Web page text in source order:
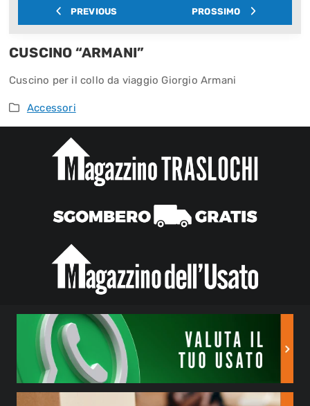
PREVIOUS PROSSIMO
CUSCINO “ARMANI”
Cuscino per il collo da viaggio Giorgio Armani
Accessori